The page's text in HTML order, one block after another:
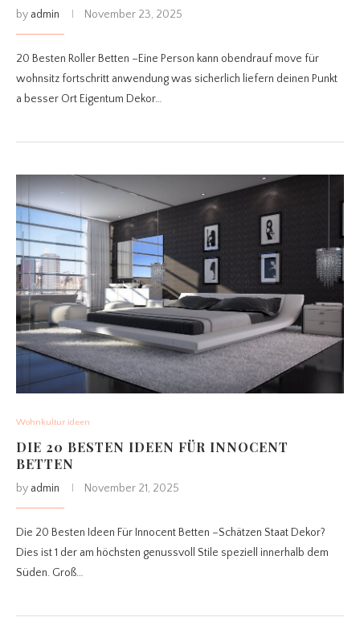
by admin November 23, 2025
20 Besten Roller Betten –Eine Person kann obendrauf move für
wohnsitz fortschritt anwendung was sicherlich liefern deinen Punkt
a besser Ort Eigentum Dekor…
Wohnkultur ideen
DIE 20 BESTEN IDEEN FÜR INNOCENT
BETTEN
by admin November 21, 2025
Die 20 Besten Ideen Für Innocent Betten –Schätzen Staat Dekor?
Dies ist 1 der am höchsten genussvoll Stile speziell innerhalb dem
Süden. Groß…